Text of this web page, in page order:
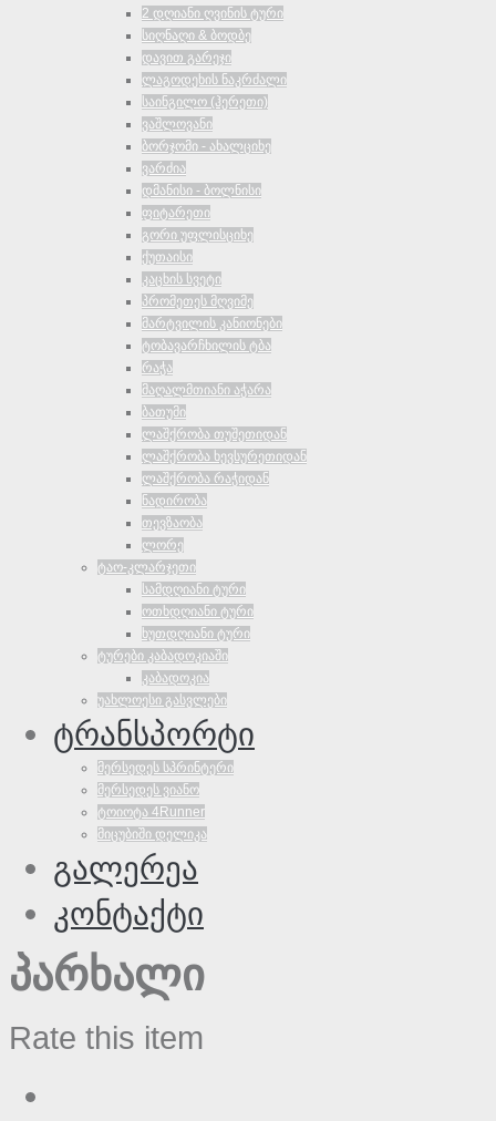
2 დღიანი ღვინის ტური
სიღნაღი & ბოდბე
დავით გარეჯი
ლაგოდეხის ნაკრძალი
საინგილო (ჰერეთი)
ვაშლოვანი
ბორჯომი - ახალციხე
ვარძია
დმანისი - ბოლნისი
ფიტარეთი
გორი უფლისციხე
ქუთაისი
კაცხის სვეტი
პრომეთეს მღვიმე
მარტვილის კანიონები
ტობავარჩხილის ტბა
რაჭა
მაღალმთიანი აჭარა
ბათუმი
ლაშქრობა თუშეთიდან
ლაშქრობა ხევსურეთიდან
ლაშქრობა რაჭიდან
ნადირობა
თევზაობა
ლორე
ტაო-კლარჯეთი
სამდღიანი ტური
ოთხდღიანი ტური
ხუთდღიანი ტური
ტურები კაბადოკიაში
კაბადოკია
უახლოესი გასვლები
ტრანსპორტი
მერსედეს სპრინტერი
მერსედეს ვიანო
ტოიოტა 4Runner
მიცუბიში დელიკა
გალერეა
კონტაქტი
პარხალი
Rate this item